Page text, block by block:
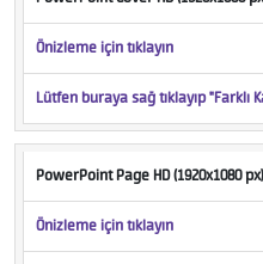
Önizleme için tıklayın
Lütfen buraya sağ tıklayıp "Farklı
PowerPoint Page HD (1920x1080 px)
Önizleme için tıklayın